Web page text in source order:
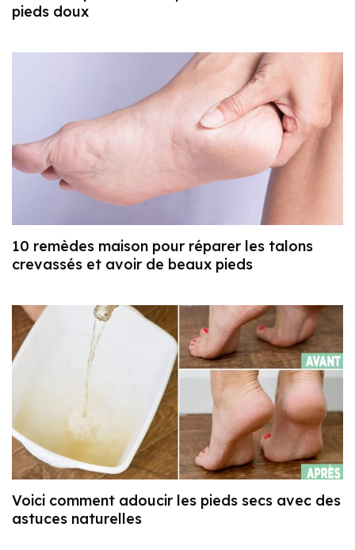
pieds doux
10 remèdes maison pour réparer les talons
crevassés et avoir de beaux pieds
Voici comment adoucir les pieds secs avec des
astuces naturelles